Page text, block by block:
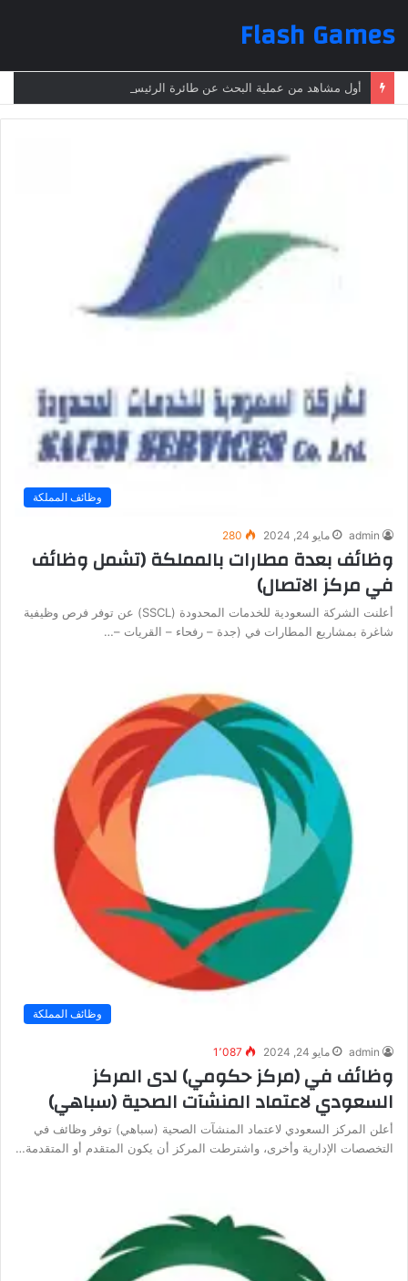
Flash Games
وظائف المملكة
admin مايو 24, 2024 280
وظائف بعدة مطارات بالمملكة (تشمل وظائف
في مركز الاتصال)
أعلنت الشركة السعودية للخدمات المحدودة (SSCL) عن توفر فرص وظيفية
شاغرة بمشاريع المطارات في (جدة – رفحاء – القريات –…
وظائف المملكة
admin مايو 24, 2024 1٬087
وظائف في (مركز حكومي) لدى المركز
السعودي لاعتماد المنشآت الصحية (سباهي)
أعلن المركز السعودي لاعتماد المنشآت الصحية (سباهي) توفر وظائف في
التخصصات الإدارية وأخرى، واشترطت المركز أن يكون المتقدم أو المتقدمة…